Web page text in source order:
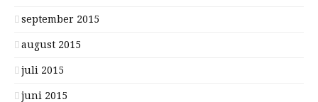
september 2015
august 2015
juli 2015
juni 2015